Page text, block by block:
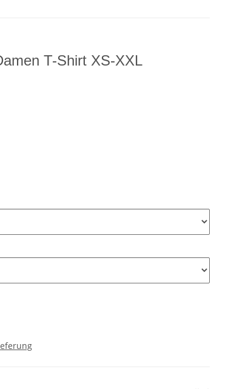
T-Shirt XS-XXL